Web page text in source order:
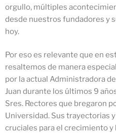
orgullo, múltiples
desde nuestros fundadores y
hoy.
Por eso es relevante que en
resaltemos de manera
por la actual Administradora
Juan durante los últimos 9
Sres. Rectores que bregaron
Universidad. Sus trayectorias
cruciales para el crecimiento y